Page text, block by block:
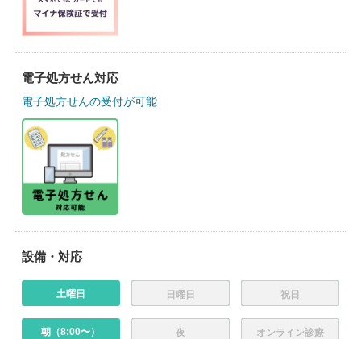
電子処方せん対応
電子処方せんの受付が可能
設備・対応
土曜日 日曜日 祝日
朝（8:00〜） 夜 オンライン診療